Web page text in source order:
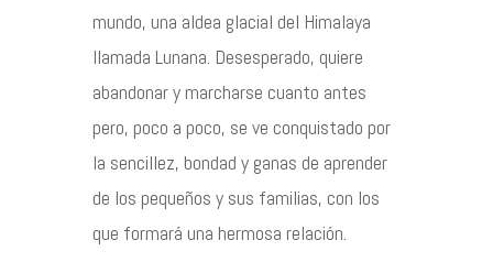
mundo, una aldea glacial del Himalaya
llamada Lunana. Desesperado, quiere
abandonar y marcharse cuanto antes
pero, poco a poco, se ve conquistado por
la sencillez, bondad y ganas de aprender
de los pequeños y sus familias, con los
que formará una hermosa relación.